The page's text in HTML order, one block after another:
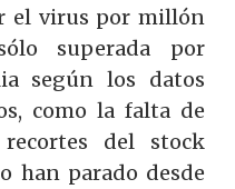
el virus por millón
superada por
según los datos
como la falta de
del stock
han parado desde